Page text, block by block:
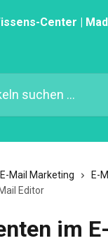
…
E-Mail Marketing
E-
Editor
im